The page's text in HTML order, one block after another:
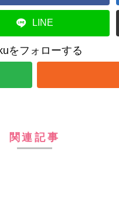
LINE
をフォローする
関連記事